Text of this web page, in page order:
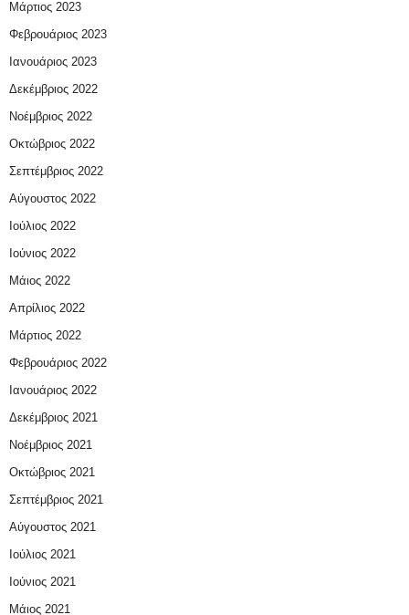
Μάρτιος 2023
Φεβρουάριος 2023
Ιανουάριος 2023
Δεκέμβριος 2022
Νοέμβριος 2022
Οκτώβριος 2022
Σεπτέμβριος 2022
Αύγουστος 2022
Ιούλιος 2022
Ιούνιος 2022
Μάιος 2022
Απρίλιος 2022
Μάρτιος 2022
Φεβρουάριος 2022
Ιανουάριος 2022
Δεκέμβριος 2021
Νοέμβριος 2021
Οκτώβριος 2021
Σεπτέμβριος 2021
Αύγουστος 2021
Ιούλιος 2021
Ιούνιος 2021
Μάιος 2021